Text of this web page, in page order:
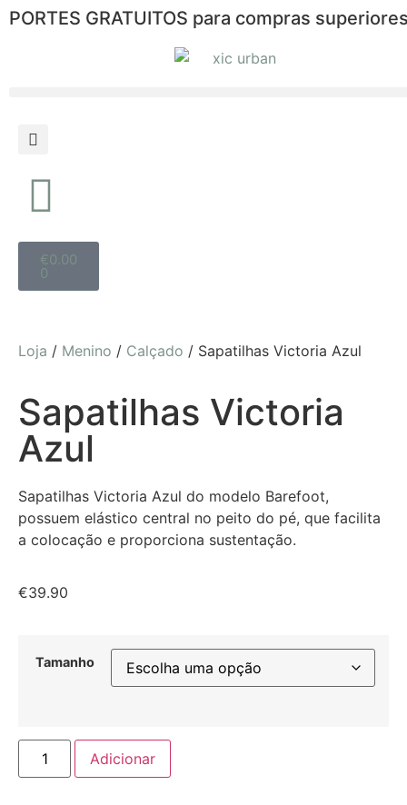
PORTES GRATUITOS para compras
€0.00
0
Loja / Menino / Calçado / Sapatilhas Victoria Azul
Sapatilhas Victoria
Azul
Sapatilhas Victoria Azul do modelo Barefoot,
possuem elástico central no peito do pé, que facilita
a colocação e proporciona sustentação.
€39.90
Tamanho
Adicionar